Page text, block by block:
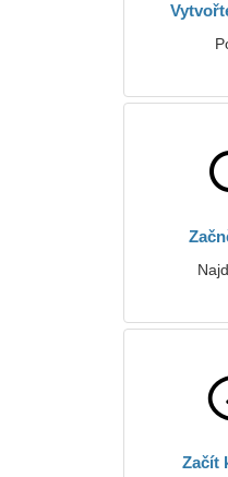
Začít